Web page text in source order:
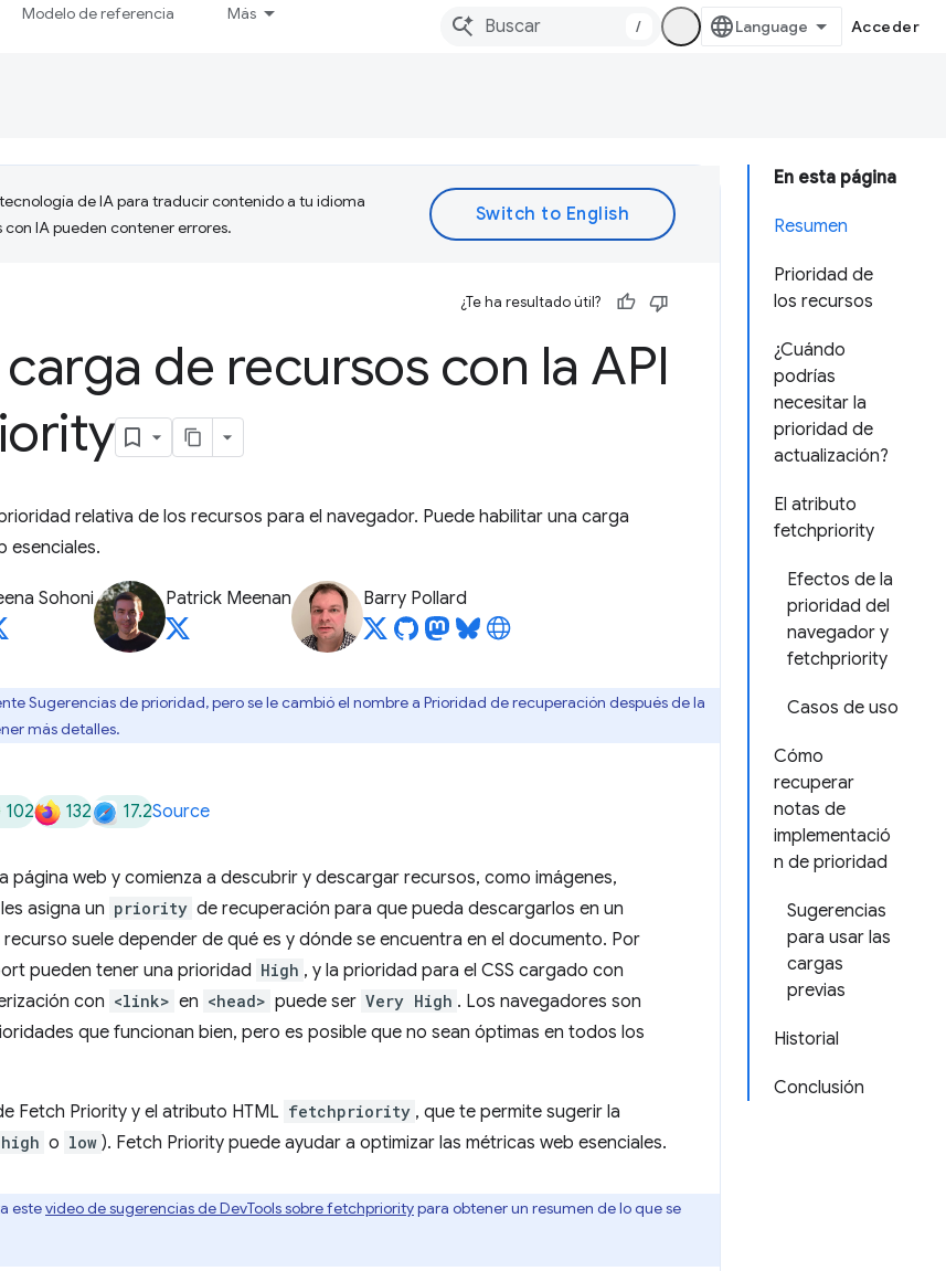
Modelo de referencia Más
/ Acceder
En esta página
Resumen
Prioridad de
los recursos
¿Cuándo
podrías
necesitar la
prioridad de
actualización?
El atributo
fetchpriority
Efectos de la
prioridad del
navegador y
fetchpriority
Casos de uso
Cómo
recuperar
notas de
implementació
n de prioridad
Sugerencias
para usar las
cargas
previas
Historial
Conclusión
de IA para traducir contenido a tu idioma
IA pueden contener errores.
¿Te ha resultado útil?
de recursos con la API
relativa de los recursos para el navegador. Puede habilitar una carga
esenciales.
Sohoni Patrick Meenan Barry Pollard
Sugerencias de prioridad, pero se le cambió el nombre a Prioridad de recuperación después de la
más detalles.
102 132 17.2Source
página web y comienza a descubrir y descargar recursos, como imágenes,
asigna un priority de recuperación para que pueda descargarlos en un
suele depender de qué es y dónde se encuentra en el documento. Por
pueden tener una prioridad High , y la prioridad para el CSS cargado con
con <link> en <head> puede ser Very High . Los navegadores son
que funcionan bien, pero es posible que no sean óptimas en todos los
Fetch Priority y el atributo HTML fetchpriority , que te permite sugerir la
high o low ). Fetch Priority puede ayudar a optimizar las métricas web esenciales.
estevideo de sugerencias de DevTools sobre fetchprioritypara obtener un resumen de lo que se